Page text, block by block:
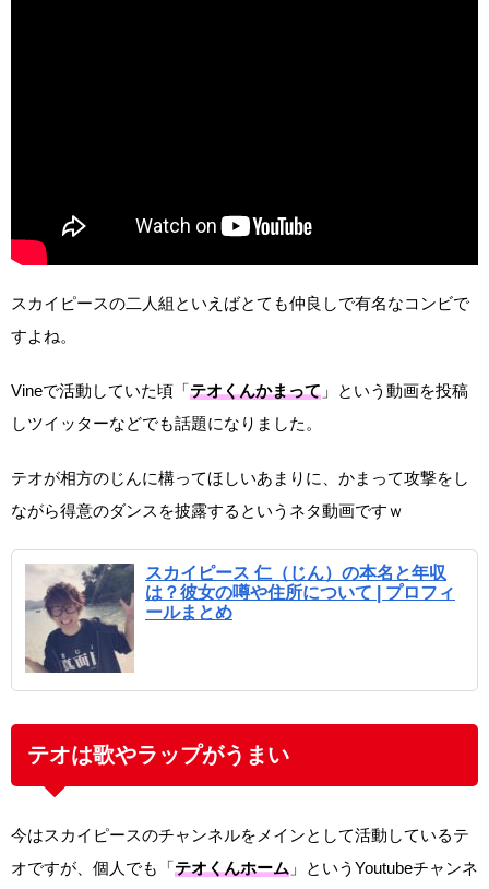
スカイピースの二人組といえばとても仲良しで有名なコンビで
すよね。
Vineで活動していた頃「テオくんかまって 」という動画を投稿
しツイッターなどでも話題になりました。
テオが相方のじんに構ってほしいあまりに、かまって攻撃をし
ながら得意のダンスを披露するというネタ動画ですｗ
スカイピース 仁（じん）の本名と年収
は？彼女の噂や住所について | プロフィ
ールまとめ
テオは歌やラップがうまい
今はスカイピースのチャンネルをメインとして活動しているテ
オですが、個人でも「テオくんホーム 」というYoutubeチャンネ